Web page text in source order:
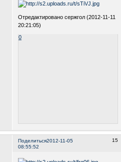
Отредактировано сержгол (2012-11-11
20:21:05)
0
Поделиться 15
2012-11-05
08:55:52